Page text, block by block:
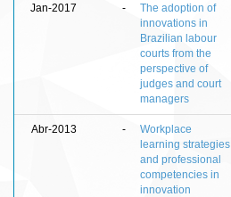
Jan-2017 -
The adoption of
innovations in
Brazilian labour
courts from the
perspective of
judges and court
managers
Abr-2013 -
Workplace
learning strategies
and professional
competencies in
innovation